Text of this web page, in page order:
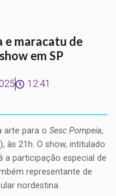
e maracatu de
em SP
12:41
arte para o Sesc Pompeia,
às 21h. O show, intitulado
a participação especial de
representante de
nordestina.